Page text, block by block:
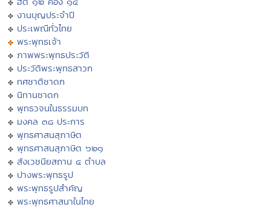
งานบุญประจำปี
ประเพณีทั่วไทย
พระพุทธเจ้า
ภาพพระพุทธประวัติ
ประวัติพระพุทธสาวก
ทศชาติชาดก
นิทานชาดก
พุทธวจนในธรรมบท
มงคล ๓๘ ประการ
พุทธศาสนสุภาษิต
พุทธศาสนสุภาษิต ๖๒๑
สังเวชนียสถาน ๔ ตำบล
ปางพระพุทธรูป
พระพุทธรูปสำคัญ
พระพุทธศาสนาในไทย